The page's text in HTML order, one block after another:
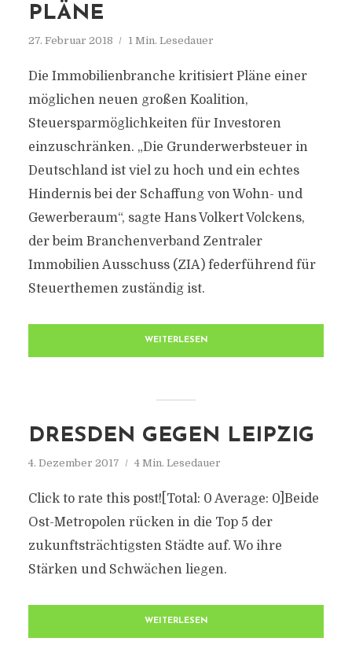
PLÄNE
27. Februar 2018 1 Min. Lesedauer
Die Immobilienbranche kritisiert Pläne einer
möglichen neuen großen Koalition,
Steuersparmöglichkeiten für Investoren
einzuschränken. „Die Grunderwerbsteuer in
Deutschland ist viel zu hoch und ein echtes
Hindernis bei der Schaffung von Wohn- und
Gewerberaum“, sagte Hans Volkert Volckens,
der beim Branchenverband Zentraler
Immobilien Ausschuss (ZIA) federführend für
Steuerthemen zuständig ist.
WEITERLESEN
DRESDEN GEGEN LEIPZIG
4. Dezember 2017 4 Min. Lesedauer
Click to rate this post![Total: 0 Average: 0]Beide
Ost-Metropolen rücken in die Top 5 der
zukunftsträchtigsten Städte auf. Wo ihre
Stärken und Schwächen liegen.
WEITERLESEN